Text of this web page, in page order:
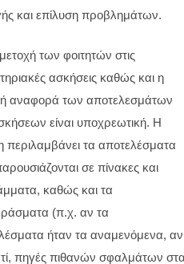
και επίλυση προβλημάτων.
των φοιτητών στις
ασκήσεις καθώς και η
αναφορά των αποτελεσμάτων
είναι υποχρεωτική. Η
περιλαμβάνει τα αποτελέσματα
σε πίνακες και
καθώς και τα
(π.χ. αν τα
ήταν τα αναμενόμενα, αν
πηγές πιθανών σφαλμάτων